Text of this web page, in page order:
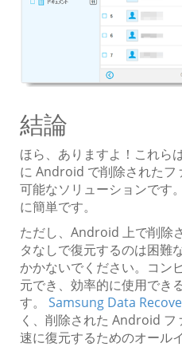
結論
ほら、ありますよ！これら
に Android で削除されたフ
可能なソリューションです
に簡単です。
ただし、Android 上で削除
タなしで復元するのは困難
かかないでください。コン
元でき、効率的に使用でき
す。 Samsung Data
く、削除された Android
速に復元するためのオール